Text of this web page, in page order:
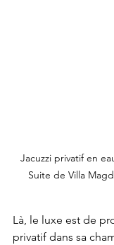
Jacuzzi privatif en
Suite de Villa
Là, le luxe est de
privatif dans sa